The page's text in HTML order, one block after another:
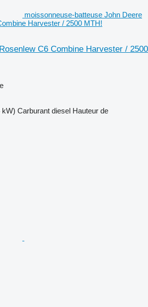
moissonneuse-batteuse John Deere
Harvester / 2500 MTH!
C6 Combine Harvester / 2500
kW) Carburant diesel Hauteur de